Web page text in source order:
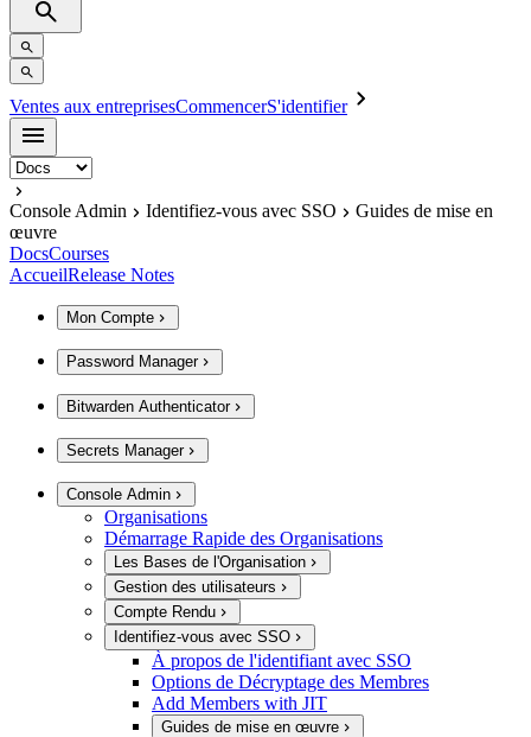
Ventes aux entreprisesCommencerS'identifier
Console Admin Identifiez-vous avec SSO
Guides de mise en
œuvre
DocsCourses
AccueilRelease Notes
Mon Compte
Password Manager
Bitwarden Authenticator
Secrets Manager
Console Admin
Organisations
Démarrage Rapide des Organisations
Les Bases de l'Organisation
Gestion des utilisateurs
Compte Rendu
Identifiez-vous avec SSO
À propos de l'identifiant avec SSO
Options de Décryptage des Membres
Add Members with JIT
Guides de mise en œuvre